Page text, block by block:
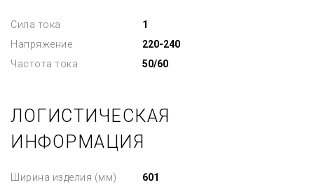
Сила тока
1
Напряжение
220-240
Частота тока
50/60
ЛОГИСТИЧЕСКАЯ
ИНФОРМАЦИЯ
Ширина изделия (мм)
601